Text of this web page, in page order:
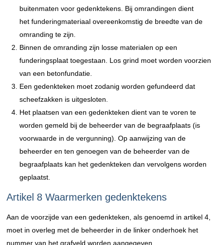
buitenmaten voor gedenktekens. Bij omrandingen dient
het funderingmateriaal overeenkomstig de breedte van de
omranding te zijn.
Binnen de omranding zijn losse materialen op een
funderingsplaat toegestaan. Los grind moet worden voorzien
van een betonfundatie.
Een gedenkteken moet zodanig worden gefundeerd dat
scheefzakken is uitgesloten.
Het plaatsen van een gedenkteken dient van te voren te
worden gemeld bij de beheerder van de begraafplaats (is
voorwaarde in de vergunning). Op aanwijzing van de
beheerder en ten genoegen van de beheerder van de
begraafplaats kan het gedenkteken dan vervolgens worden
geplaatst.
Artikel 8 Waarmerken gedenktekens
Aan de voorzijde van een gedenkteken, als genoemd in artikel 4,
moet in overleg met de beheerder in de linker onderhoek het
nummer van het grafveld worden aangegeven.